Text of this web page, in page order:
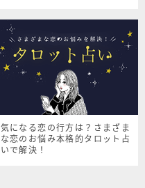
気になる恋の行方は？さまざま
な恋のお悩み本格的タロット占
いで解決！